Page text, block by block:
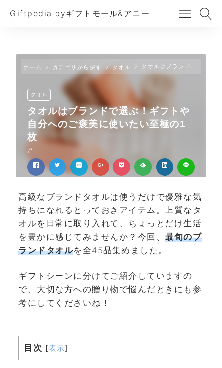
Giftpedia byギフトモール&アニー
ホーム カテゴリから探す タオル タオルはブランドで選ぶ！ギフトや自分へのご褒美に使いたい至極の1枚
タオル
タオルはブランドで選ぶ！ギフトや
自分へのご褒美に使いたい至極の1
枚
高級なブランドタオルは使うだけで優雅な気
持ちになれるとっておきアイテム。上質なタ
オルを日常に取り入れて、ちょっとだけ生活
を豊かに感じてみませんか？今回、 最旬のブ
ランドタオルを全45品集めました。
ギフトシーンに分けてご紹介していますの
で、大切な方への贈り物で悩んだときにも参
考にしてくださいね！
目次 [表示]